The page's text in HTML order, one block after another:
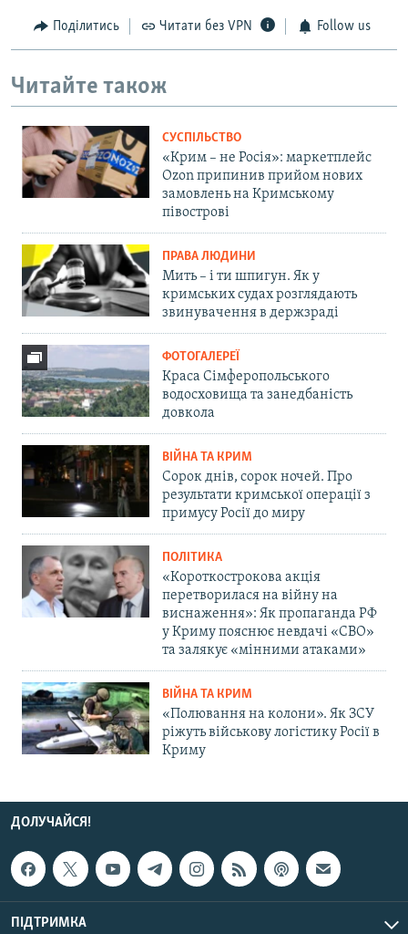
Поділитись Читати без VPN Follow us
Читайте також
СУСПІЛЬСТВО
«Крим – не Росія»: маркетплейс
Ozon припинив прийом нових
замовлень на Кримському
півострові
ПРАВА ЛЮДИНИ
Мить – і ти шпигун. Як у
кримських судах розглядають
звинувачення в держзраді
ФОТОГАЛЕРЕЇ
Краса Сімферопольського
водосховища та занедбаність
довкола
ВІЙНА ТА КРИМ
Сорок днів, сорок ночей. Про
результати кримської операції з
примусу Росії до миру
ПОЛІТИКА
«Короткострокова акція
перетворилася на війну на
виснаження»: Як пропаганда РФ
у Криму пояснює невдачі «СВО»
та залякує «мінними атаками»
ВІЙНА ТА КРИМ
«Полювання на колони». Як ЗСУ
ріжуть військову логістику Росії в
Криму
ДОЛУЧАЙСЯ!
ПІДТРИМКА